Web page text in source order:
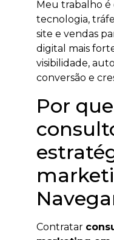
Meu trabalho
tecnologia,
site e vendas
digital mais
visibilidade,
conversão e
Por
Contratar